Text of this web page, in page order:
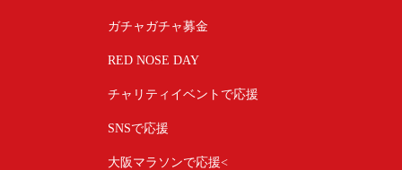
ガチャガチャ募金
RED NOSE DAY
チャリティイベントで応援
SNSで応援
大阪マラソンで応援<